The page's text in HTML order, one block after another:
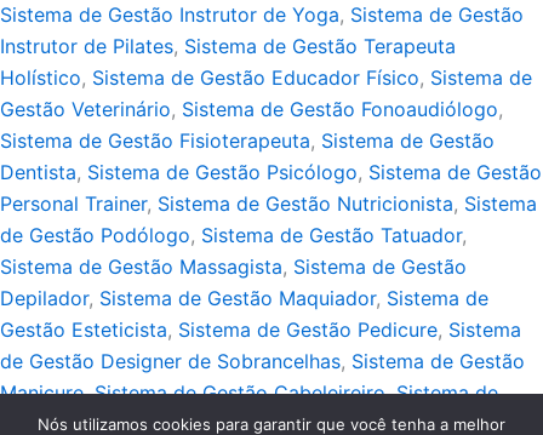
Sistema de Gestão Instrutor de Yoga, Sistema de Gestão
Instrutor de Pilates, Sistema de Gestão Terapeuta
Holístico, Sistema de Gestão Educador Físico, Sistema de
Gestão Veterinário, Sistema de Gestão Fonoaudiólogo,
Sistema de Gestão Fisioterapeuta, Sistema de Gestão
Dentista, Sistema de Gestão Psicólogo, Sistema de Gestão
Personal Trainer, Sistema de Gestão Nutricionista, Sistema
de Gestão Podólogo, Sistema de Gestão Tatuador,
Sistema de Gestão Massagista, Sistema de Gestão
Depilador, Sistema de Gestão Maquiador, Sistema de
Gestão Esteticista, Sistema de Gestão Pedicure, Sistema
de Gestão Designer de Sobrancelhas, Sistema de Gestão
Manicure,Sistema de Gestão Cabeleireiro,Sistema de
Gestão Barbeiro ,Sistema de Gestão Guincho
Nós utilizamos cookies para garantir que você tenha a melhor